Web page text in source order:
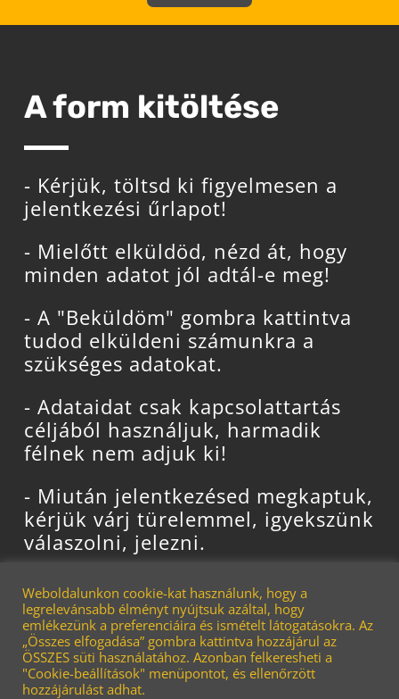
A form kitöltése
- Kérjük, töltsd ki figyelmesen a
jelentkezési űrlapot!
- Mielőtt elküldöd, nézd át, hogy
minden adatot jól adtál-e meg!
- A "Beküldöm" gombra kattintva
tudod elküldeni számunkra a
szükséges adatokat.
- Adataidat csak kapcsolattartás
céljából használjuk, harmadik
félnek nem adjuk ki!
- Miután jelentkezésed megkaptuk,
kérjük várj türelemmel, igyekszünk
válaszolni, jelezni.
- Ha telefonon is szeretnél
érdeklődni, kérjük csak irodánk
nyitvatartási idejében tedd! H - P.:
08:00 - 16:00-ig
Weboldalunkon cookie-kat használunk, hogy a
legrelevánsabb élményt nyújtsuk azáltal, hogy
emlékezünk a preferenciáira és ismételt látogatásokra. Az
„Összes elfogadása” gombra kattintva hozzájárul az
ÖSSZES süti használatához. Azonban felkeresheti a
"Cookie-beállítások" menüpontot, és ellenőrzött
hozzájárulást adhat.